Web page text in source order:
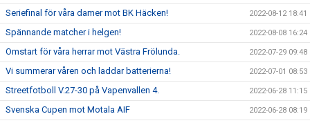
Seriefinal för våra damer mot BK Häcken! 2022-08-12 18:41
Spännande matcher i helgen! 2022-08-08 16:24
Omstart för våra herrar mot Västra Frölunda. 2022-07-29 09:48
Vi summerar våren och laddar batterierna! 2022-07-01 08:53
Streetfotboll V.27-30 på Vapenvallen 4. 2022-06-28 11:15
Svenska Cupen mot Motala AIF 2022-06-28 08:19